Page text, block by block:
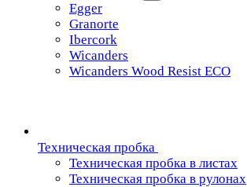
Egger
Granorte
Ibercork
Wicanders
Wicanders Wood Resist ECO
Техническая пробка
Техническая пробка в листах
Техническая пробка в рулонах